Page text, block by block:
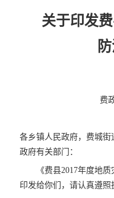
关于印发
费
各乡镇人民政府，费城
政府有关部门：
《费县2017年度地
印发给你们，请认真遵照